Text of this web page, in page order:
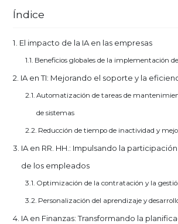
Índice
El impacto de la IA en las empresas
Beneficios globales de la implementación
IA en TI: Mejorando el soporte y la
Automatización de tareas de
de sistemas
Reducción de tiempo de inactividad y
IA en RR. HH.: Impulsando la
de los empleados
Optimización de la contratación y la
Personalización del aprendizaje y
IA en Finanzas: Transformando la